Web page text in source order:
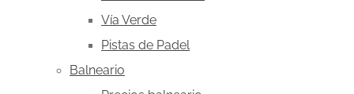
Vía Verde
Pistas de Padel
Balneario